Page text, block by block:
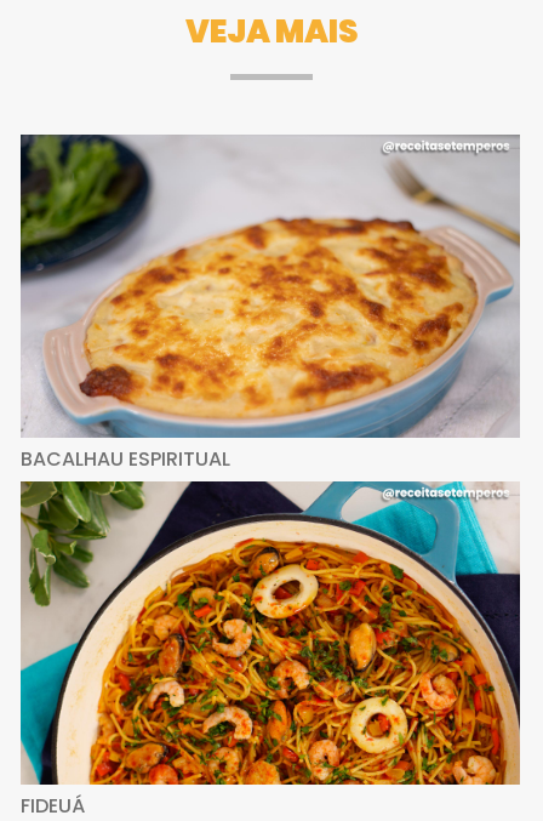
VEJA MAIS
BACALHAU ESPIRITUAL
FIDEUÁ